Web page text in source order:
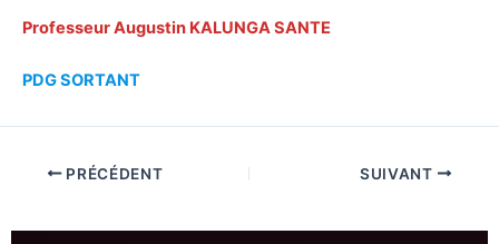
Professeur Augustin KALUNGA SANTE
PDG SORTANT
PRÉCÉDENT SUIVANT